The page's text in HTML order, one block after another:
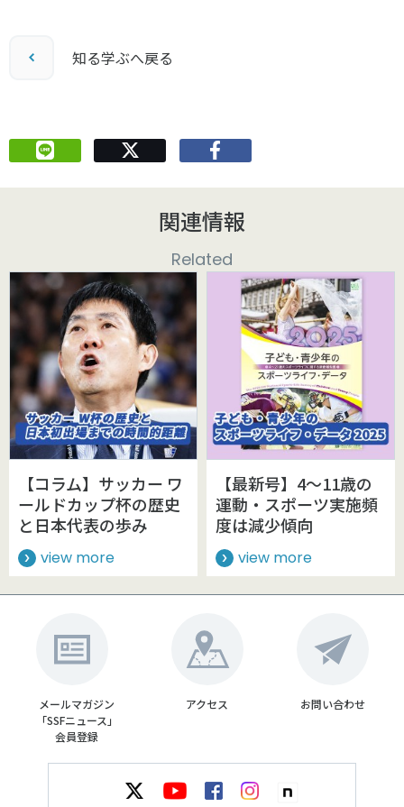
知る学ぶへ戻る
関連情報
Related
【コラム】サッカー ワ
ールドカップ杯の歴史
と日本代表の歩み
view more
【最新号】4～11歳の
運動・スポーツ実施頻
度は減少傾向
view more
メールマガジン
「SSFニュース」
会員登録
アクセス お問い合わせ